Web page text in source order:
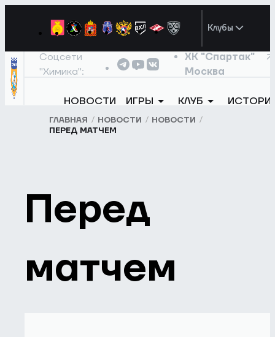
Клубы
Соцсети
"Химика":
ХК "Спартак"
Москва
НОВОСТИ ИГРЫ КЛУБ
ГЛАВНАЯ НОВОСТИ
НОВОСТИ
ПЕРЕД МАТЧЕМ
Перед
матчем